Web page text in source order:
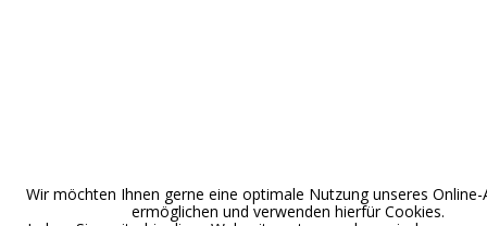
Wir möchten Ihnen gerne eine optimale Nutzung unseres
ermöglichen und verwenden hierfür Cookies.